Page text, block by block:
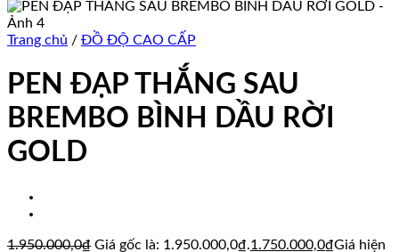
Trang chủ / ĐỒ ĐỘ CAO CẤP
PEN ĐẠP THẮNG SAU
BREMBO BÌNH DẦU RỜI
GOLD
1.950.000,0₫ Giá gốc là: 1.950.000,0₫.1.750.000,0₫Giá hiện